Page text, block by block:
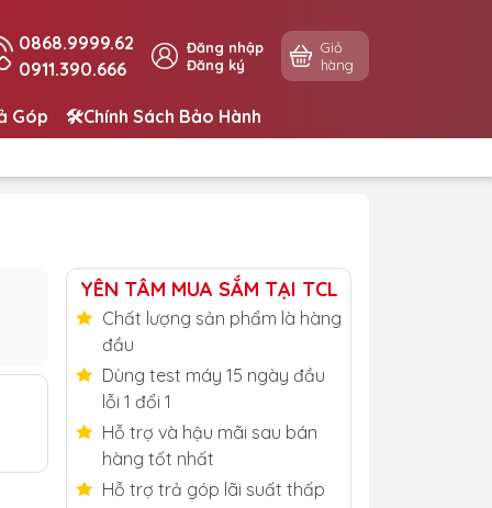
0868.9999.62
0911.390.666
Đăng nhập
Đăng ký
Giỏ
hàng
Góp 🛠️Chính Sách Bảo Hành
YÊN TÂM MUA SẮM TẠI TCL
Chất lượng sản phẩm là hàng
đầu
Dùng test máy 15 ngày đầu
lỗi 1 đổi 1
Hỗ trợ và hậu mãi sau bán
hàng tốt nhất
Hỗ trợ trả góp lãi suất thấp